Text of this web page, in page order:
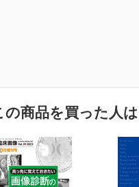
の商品を買った人